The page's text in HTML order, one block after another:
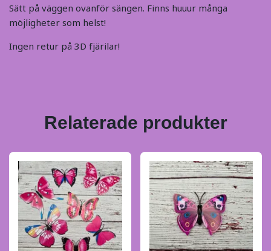
Sätt på väggen ovanför sängen. Finns huuur många
möjligheter som helst!
Ingen retur på 3D fjärilar!
Relaterade produkter